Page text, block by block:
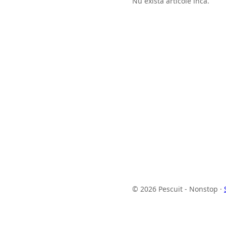
© 2026 Pescuit - Nonstop ·